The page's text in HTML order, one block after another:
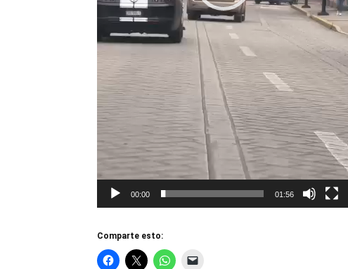
00:00 01:56
Comparte esto: